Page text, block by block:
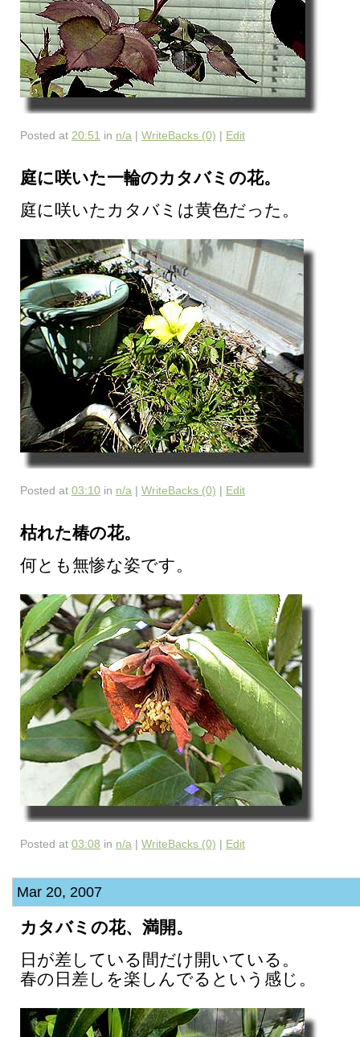
Posted at 20:51 in n/a | WriteBacks (0) | Edit
庭に咲いた一輪のカタバミの花。
庭に咲いたカタバミは黄色だった。
Posted at 03:10 in n/a | WriteBacks (0) | Edit
枯れた椿の花。
何とも無惨な姿です。
Posted at 03:08 in n/a | WriteBacks (0) | Edit
Mar 20, 2007
カタバミの花、満開。
日が差している間だけ開いている。
春の日差しを楽しんでるという感じ。